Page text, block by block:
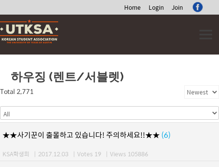
Home Login Join
Skip
to
content
하우징 (렌트/서블렛)
Total 2,771
★★사기꾼이 출몰하고 있습니다! 주의하세요!!★★ (6)
KSA학생회 | 2017.12.03 | Votes 19 | Views 105886